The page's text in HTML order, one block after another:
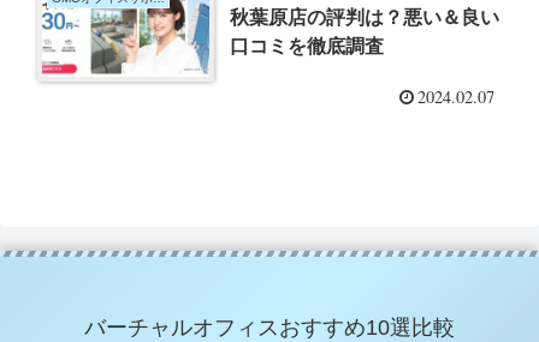
秋葉原店の評判は？悪い＆良い
口コミを徹底調査
2024.02.07
バーチャルオフィスおすすめ10選比較